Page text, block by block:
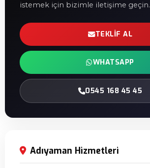
istemek için bizimle iletişime geçin.
TEKLIF AL
WHATSAPP
0545 168 45 45
Adıyaman Hizmetleri